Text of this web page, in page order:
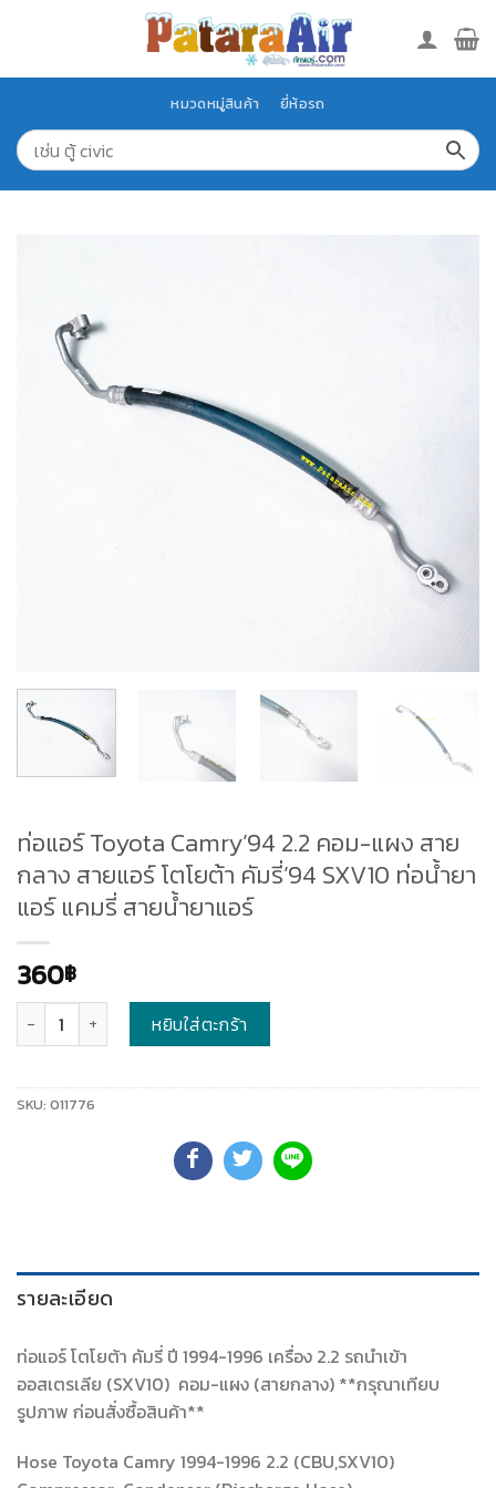
หมวดหมู่สินค้า ยี่ห้อรถ
ท่อแอร์ Toyota Camry’94 2.2 คอม-แผง สาย
กลาง สายแอร์ โตโยต้า คัมรี่’94 SXV10 ท่อน้ำยา
แอร์ แคมรี่ สายน้ำยาแอร์
360฿
หยิบใส่ตะกร้า
SKU: 011776
รายละเอียด
ท่อแอร์ โตโยต้า คัมรี่ ปี 1994-1996 เครื่อง 2.2 รถนำเข้า
ออสเตรเลีย (SXV10) คอม-แผง (สายกลาง) **กรุณาเทียบ
รูปภาพ ก่อนสั่งซื้อสินค้า**
Hose Toyota Camry 1994-1996 2.2 (CBU,SXV10)